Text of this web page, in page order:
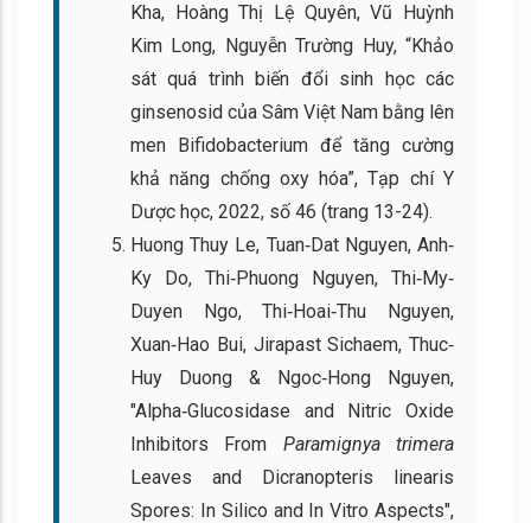
Kha, Hoàng Thị Lệ Quyên, Vũ Huỳnh
Kim Long, Nguyễn Trường Huy, “Khảo
sát quá trình biến đổi sinh học các
ginsenosid của Sâm Việt Nam bằng lên
men Bifidobacterium để tăng cường
khả năng chống oxy hóa”, Tạp chí Y
Dược học, 2022, số 46 (trang 13-24).
Huong Thuy Le, Tuan‐Dat Nguyen, Anh‐
Ky Do, Thi‐Phuong Nguyen, Thi‐My‐
Duyen Ngo, Thi‐Hoai‐Thu Nguyen,
Xuan‐Hao Bui, Jirapast Sichaem, Thuc‐
Huy Duong & Ngoc‐Hong Nguyen,
"Alpha‐Glucosidase and Nitric Oxide
Inhibitors From Paramignya trimera
Leaves and Dicranopteris linearis
Spores: In Silico and In Vitro Aspects",